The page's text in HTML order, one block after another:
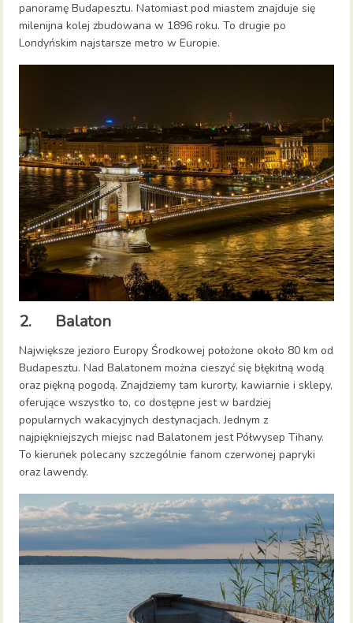
panoramę Budapesztu. Natomiast pod miastem znajduje się
milenijna kolej zbudowana w 1896 roku. To drugie po
Londyńskim najstarsze metro w Europie.
2. Balaton
Największe jezioro Europy Środkowej położone około 80 km od
Budapesztu. Nad Balatonem można cieszyć się błękitną wodą
oraz piękną pogodą. Znajdziemy tam kurorty, kawiarnie i sklepy,
oferujące wszystko to, co dostępne jest w bardziej
popularnych wakacyjnych destynacjach. Jednym z
najpiękniejszych miejsc nad Balatonem jest Półwysep Tihany.
To kierunek polecany szczególnie fanom czerwonej papryki
oraz lawendy.